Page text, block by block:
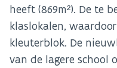
heeft (869m²). De te
klaslokalen,
kleuterblok. De
van de lagere school